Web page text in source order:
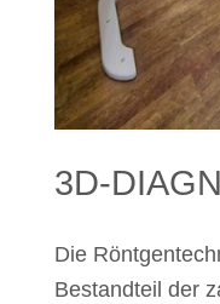
3D-
Die
Bestandteil der